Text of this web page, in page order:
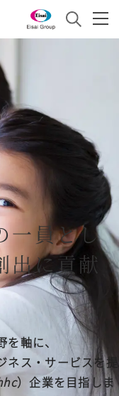
一員とし
出に貢献
軸に、
ス・サービスを提
）企業を目指しま